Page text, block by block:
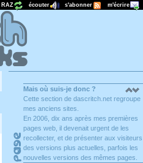
RAZ écouter s'abonner m'écrire
Mais où suis-je donc ?
Cette section de dascritch.net regroupe
mes anciens sites.
En 2006, dix ans après mes premières
pages web, il devenait urgent de les
recollecter, et de présenter aux visiteurs
des versions plus actuelles, parfois les
nouvelles versions des mêmes pages.